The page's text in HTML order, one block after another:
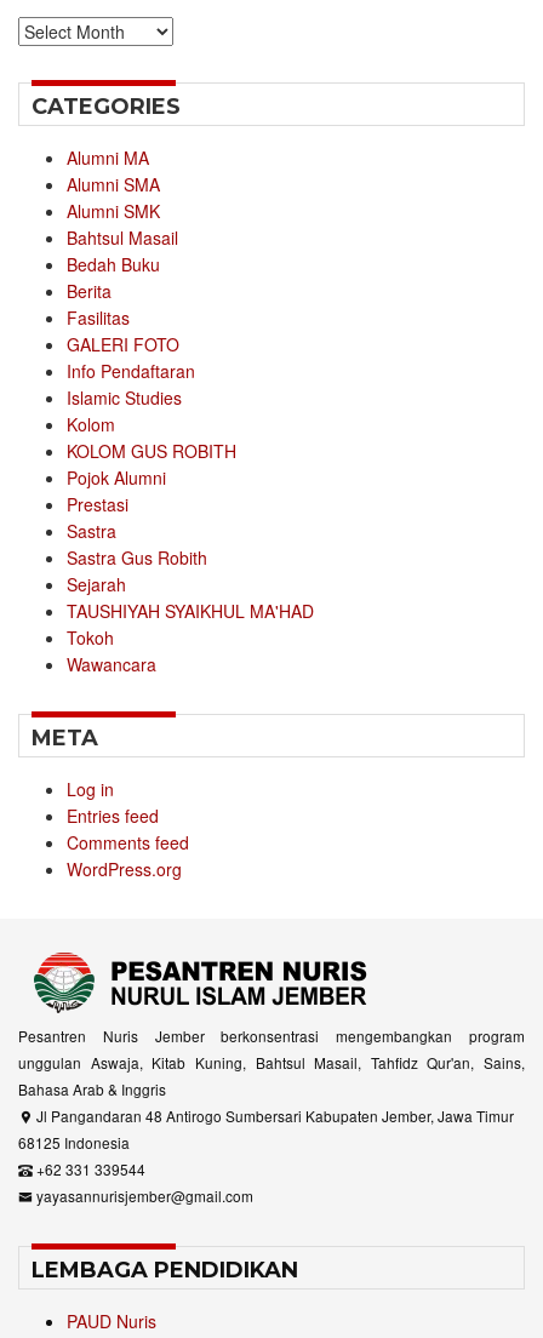
Archives
CATEGORIES
Alumni MA
Alumni SMA
Alumni SMK
Bahtsul Masail
Bedah Buku
Berita
Fasilitas
GALERI FOTO
Info Pendaftaran
Islamic Studies
Kolom
KOLOM GUS ROBITH
Pojok Alumni
Prestasi
Sastra
Sastra Gus Robith
Sejarah
TAUSHIYAH SYAIKHUL MA'HAD
Tokoh
Wawancara
META
Log in
Entries feed
Comments feed
WordPress.org
Pesantren Nuris Jember berkonsentrasi mengembangkan program
unggulan Aswaja, Kitab Kuning, Bahtsul Masail, Tahfidz Qur'an, Sains,
Bahasa Arab & Inggris
Jl Pangandaran 48 Antirogo Sumbersari Kabupaten Jember, Jawa Timur
68125 Indonesia
+62 331 339544
yayasannurisjember@gmail.com
LEMBAGA PENDIDIKAN
PAUD Nuris